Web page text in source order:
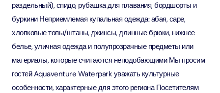
раздельный), спидо, рубашка для плавания, бордшорты и
буркини Неприемлемая купальная одежда: абая, саре,
хлопковые топы/штаны, джинсы, длинные брюки, нижнее
белье, уличная одежда и полупрозрачные предметы или
материалы, которые считаются неподобающими Мы просим
гостей Aquaventure Waterpark уважать культурные
особенности, характерные для этого региона Посетителям